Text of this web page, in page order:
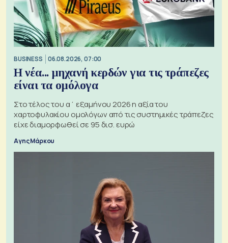
BUSINESS 06.08.2026, 07:00
Η νέα... μηχανή κερδών για τις τράπεζες
είναι τα ομόλογα
Στο τέλος του α΄ εξαμήνου 2026 η αξία του
χαρτοφυλακίου ομολόγων από τις συστημικές τράπεζες
είχε διαμορφωθεί σε 95 δισ. ευρώ
Αγης Μάρκου